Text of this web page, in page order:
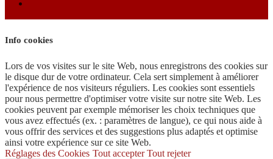
Info cookies
Lors de vos visites sur le site Web, nous enregistrons des cookies sur
le disque dur de votre ordinateur. Cela sert simplement à améliorer
l'expérience de nos visiteurs réguliers. Les cookies sont essentiels
pour nous permettre d'optimiser votre visite sur notre site Web. Les
cookies peuvent par exemple mémoriser les choix techniques que
vous avez effectués (ex. : paramètres de langue), ce qui nous aide à
vous offrir des services et des suggestions plus adaptés et optimise
ainsi votre expérience sur ce site Web.
Réglages des Cookies Tout accepter Tout rejeter